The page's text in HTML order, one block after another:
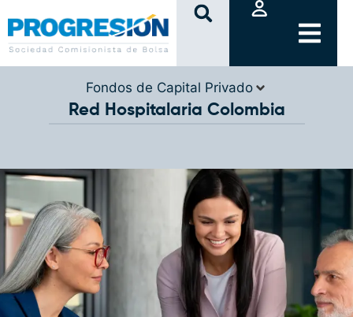
clic
Fondos de Capital Privado
Red Hospitalaria Colombia